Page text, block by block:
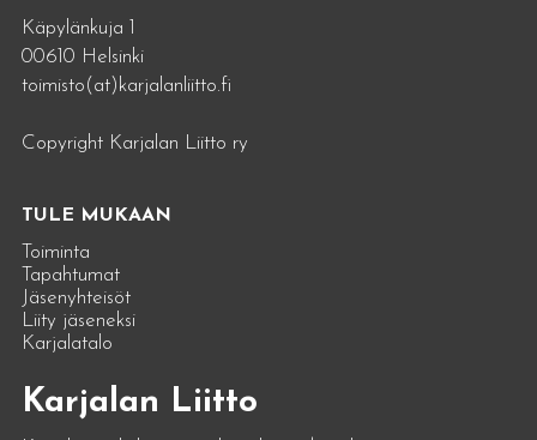
Käpylänkuja 1
00610 Helsinki
toimisto(at)karjalanliitto.fi
Copyright Karjalan Liitto ry
TULE MUKAAN
Toiminta
Tapahtumat
Jäsenyhteisöt
Liity jäseneksi
Karjalatalo
Karjalan Liitto